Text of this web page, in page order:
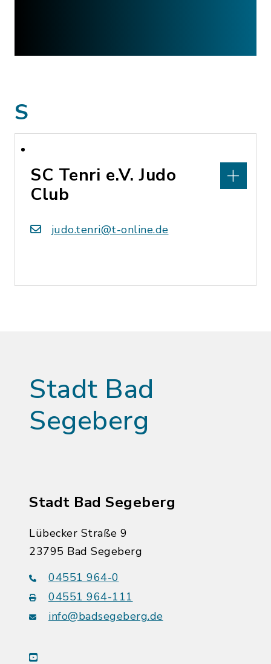
S
SC Tenri e.V. Judo
Club
judo.tenri@t-online.de
Stadt Bad
Segeberg
Stadt Bad Segeberg
Lübecker Straße 9
23795 Bad Segeberg
04551 964-0
04551 964-111
info@badsegeberg.de
youtube